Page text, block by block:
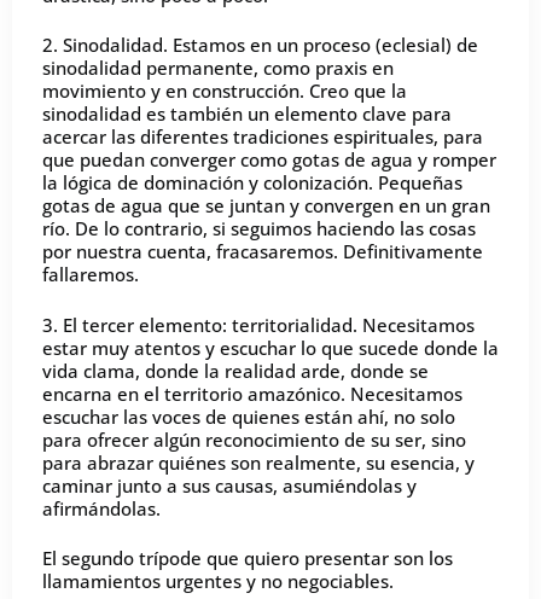
2. Sinodalidad. Estamos en un proceso (eclesial) de
sinodalidad permanente, como praxis en
movimiento y en construcción. Creo que la
sinodalidad es también un elemento clave para
acercar las diferentes tradiciones espirituales, para
que puedan converger como gotas de agua y romper
la lógica de dominación y colonización. Pequeñas
gotas de agua que se juntan y convergen en un gran
río. De lo contrario, si seguimos haciendo las cosas
por nuestra cuenta, fracasaremos. Definitivamente
fallaremos.
3. El tercer elemento: territorialidad. Necesitamos
estar muy atentos y escuchar lo que sucede donde la
vida clama, donde la realidad arde, donde se
encarna en el territorio amazónico. Necesitamos
escuchar las voces de quienes están ahí, no solo
para ofrecer algún reconocimiento de su ser, sino
para abrazar quiénes son realmente, su esencia, y
caminar junto a sus causas, asumiéndolas y
afirmándolas.
El segundo trípode que quiero presentar son los
llamamientos urgentes y no negociables.